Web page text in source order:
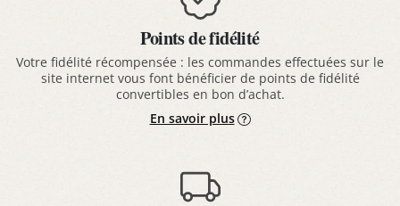
Points de fidélité
Votre fidélité récompensée : les commandes effectuées sur le
site internet vous font bénéficier de points de fidélité
convertibles en bon d’achat.
En savoir plus